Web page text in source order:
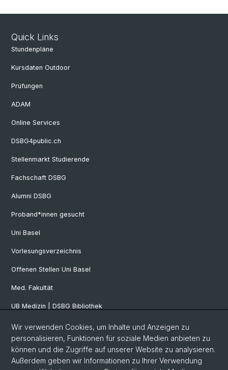
Quick Links
Stundenpläne
Kursdaten Outdoor
Prüfungen
ADAM
Online Services
DSBG4public.ch
Stellenmarkt Studierende
Fachschaft DSBG
Alumni DSBG
Proband*innen gesucht
Uni Basel
Vorlesungsverzeichnis
Offenen Stellen Uni Basel
Med. Fakultät
UB Medizin | DSBG Bibliothek
Social Media
Facebook
Wir verwenden Cookies, um Inhalte und Anzeigen zu
personalisieren, Funktionen für soziale Medien anbieten zu
können und die Zugriffe auf unserer Website zu analysieren.
Außerdem geben wir Informationen zu Ihrer Verwendung